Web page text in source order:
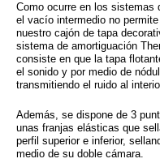
Como ocurre en los sistemas
el vacío intermedio no
nuestro cajón de tapa
sistema de amortiguación
consiste en que la tapa
el sonido y por medio de
transmitiendo el ruido al
Además, se dispone de 3
unas franjas elásticas que
perfil superior e inferior,
medio de su doble cámara.